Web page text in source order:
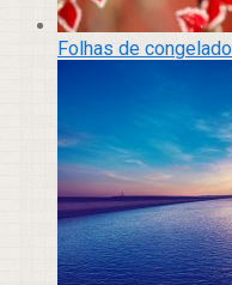
Folhas de